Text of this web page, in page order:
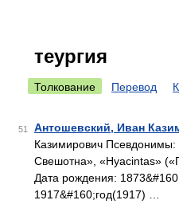
теургия
Толкование Перевод
51 Антошевский, Иван
Казимирович Псевдонимы:
Свешотна», «Hyacintas»
Дата рождения:
1917&#160;год(1917) …